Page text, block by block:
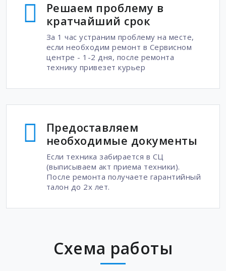
Решаем проблему в
кратчайший срок
За 1 час устраним проблему на месте,
если необходим ремонт в Сервисном
центре - 1-2 дня, после ремонта
технику привезет курьер
Предоставляем
необходимые документы
Если техника забирается в СЦ
(выписываем акт приема техники).
После ремонта получаете гарантийный
талон до 2х лет.
Схема работы